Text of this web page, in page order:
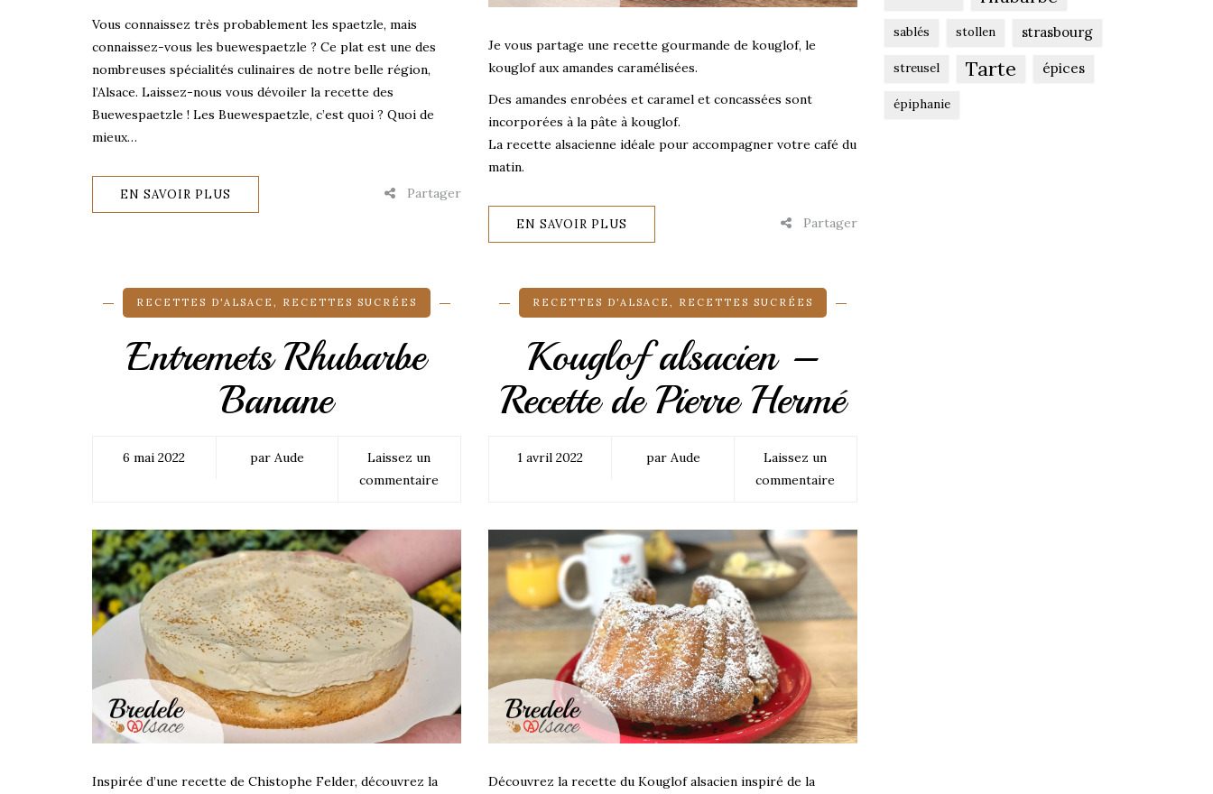
Vous connaissez très probablement les spaetzle, mais
connaissez-vous les buewespaetzle ? Ce plat est une des
nombreuses spécialités culinaires de notre belle région,
l’Alsace. Laissez-nous vous dévoiler la recette des
Buewespaetzle ! Les Buewespaetzle, c’est quoi ? Quoi de
mieux…
EN SAVOIR PLUS Partager
Je vous partage une recette gourmande de kouglof, le
kouglof aux amandes caramélisées.
Des amandes enrobées et caramel et concassées sont
incorporées à la pâte à kouglof.
La recette alsacienne idéale pour accompagner votre café du
matin.
EN SAVOIR PLUS Partager
RECETTES D'ALSACE , RECETTES SUCRÉES
Entremets Rhubarbe
Banane
6 mai 2022 par Aude
Laissez un
commentaire
Inspirée d’une recette de Chistophe Felder, découvrez la
RECETTES D'ALSACE , RECETTES SUCRÉES
Kouglof alsacien –
Recette de Pierre Hermé
1 avril 2022 par Aude
Laissez un
commentaire
Découvrez la recette du Kouglof alsacien inspiré de la
sablés stollen strasbourg
streusel Tarte épices
épiphanie